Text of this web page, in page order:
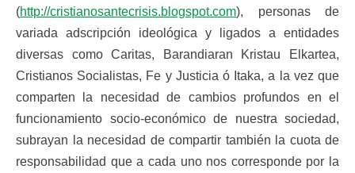
(http://cristianosantecrisis.blogspot.com), personas de
variada adscripción ideológica y ligados a entidades
diversas como Caritas, Barandiaran Kristau Elkartea,
Cristianos Socialistas, Fe y Justicia ó Itaka, a la vez que
comparten la necesidad de cambios profundos en el
funcionamiento socio-económico de nuestra sociedad,
subrayan la necesidad de compartir también la cuota de
responsabilidad que a cada uno nos corresponde por la